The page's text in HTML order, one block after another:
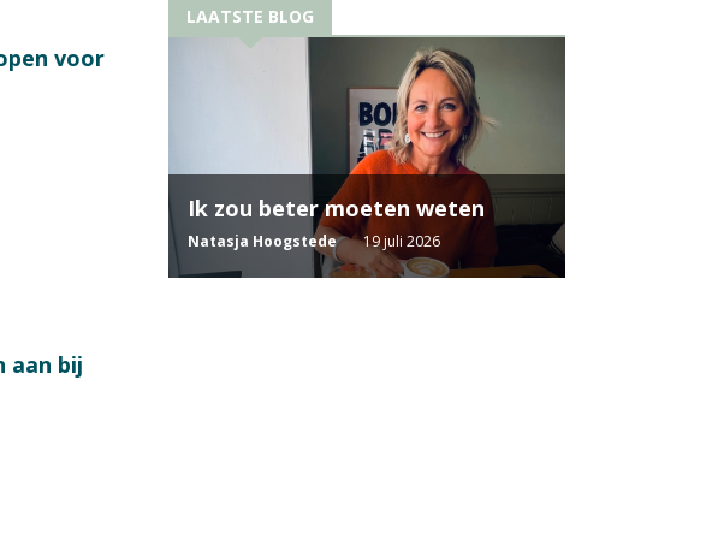
voor
aan bij
LAATSTE BLOG
Ik zou beter moeten weten
Natasja Hoogstede 19 juli 2026